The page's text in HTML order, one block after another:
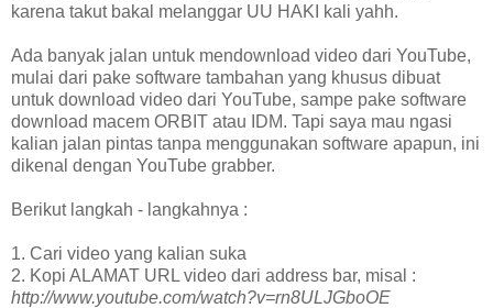
karena takut bakal melanggar UU HAKI kali yahh.
Ada banyak jalan untuk mendownload video dari YouTube,
mulai dari pake software tambahan yang khusus dibuat
untuk download video dari YouTube, sampe pake software
download macem ORBIT atau IDM. Tapi saya mau ngasi
kalian jalan pintas tanpa menggunakan software apapun, ini
dikenal dengan YouTube grabber.
Berikut langkah - langkahnya :
1. Cari video yang kalian suka
2. Kopi ALAMAT URL video dari address bar, misal :
http://www.youtube.com/watch?v=rn8ULJGboOE